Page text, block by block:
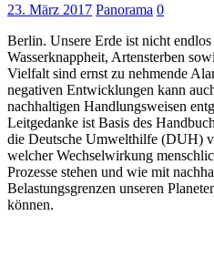
23. März 2017 Panorama 0
Berlin. Unsere Erde ist nicht
Wasserknappheit, Artensterben
Vielfalt sind ernst zu nehmende
negativen Entwicklungen kann
nachhaltigen Handlungsweisen
Leitgedanke ist Basis des
die Deutsche Umwelthilfe (DUH)
welcher Wechselwirkung
Prozesse stehen und wie mit
Belastungsgrenzen unseren
können.